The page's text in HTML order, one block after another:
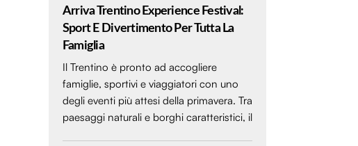
Arriva Trentino Experience Festival:
Sport E Divertimento Per Tutta La
Famiglia
Il Trentino è pronto ad accogliere
famiglie, sportivi e viaggiatori con uno
degli eventi più attesi della primavera. Tra
paesaggi naturali e borghi caratteristici, il